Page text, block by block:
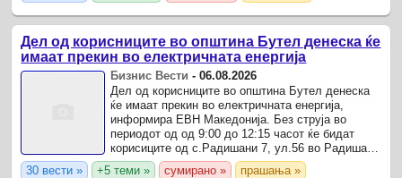
Дел од корисниците во општина Бутел денеска ќе
имаат прекин во електричната енергија
Бизнис Вести -06.08.2026
Дел од корисниците во општина Бутел денеска
ќе имаат прекин во електричната енергија,
информира ЕВН Македонија. Без струја во
периодот од од 9:00 до 12:15 часот ќе бидат
корисиците од с.Радишани 7, ул.56 во Радишани
и Бутел.
30 вести » +5 теми » сумирано » прашања »